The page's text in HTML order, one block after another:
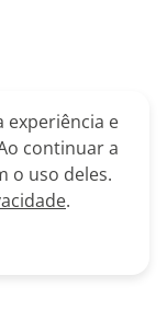
experiência e
continuar a
o uso deles.
.